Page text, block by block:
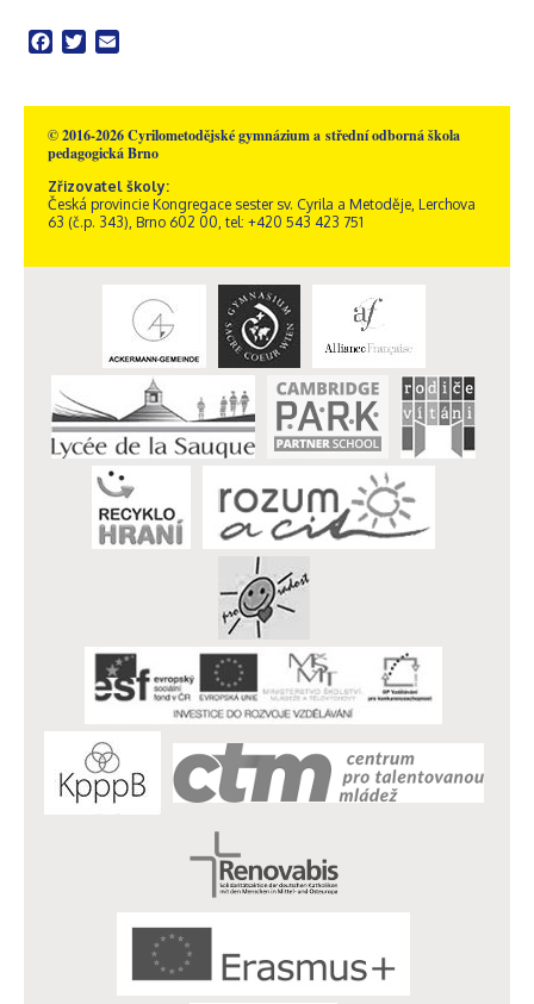
Facebook
Twitter
© 2016-2026 Cyrilometodějské gymnázium a střední odborná škola
pedagogická Brno
Zřizovatel školy:
Česká provincie Kongregace sester sv. Cyrila a Metoděje, Lerchova
63 (č.p. 343), Brno 602 00, tel: +420 543 423 751